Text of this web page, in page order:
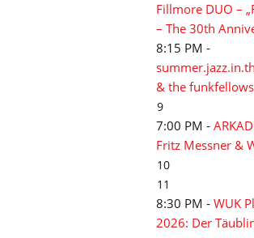
Fillmore DUO –
– The 30th
8:15 PM -
& the funkfellows
9
7:00 PM -
Fritz Messner &
10
11
8:30 PM - WUK
2026: Der